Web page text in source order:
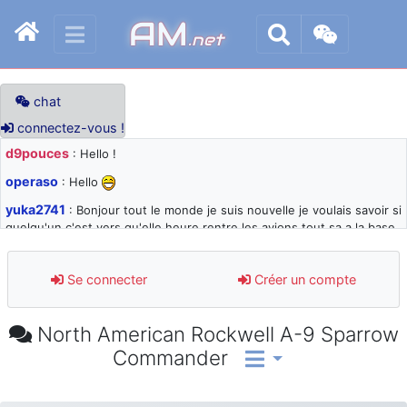
AM.net
chat
connectez-vous !
d9pouces : Hello !
operaso : Hello
yuka2741 : Bonjour tout le monde je suis nouvelle je voulais savoir si
quelqu'un c'est vers qu'elle heure rentre les avions tout sa a la base
d9pouces: désolé pour les quelques blocages du site ces derniers
jours : je teste des méthodes contre le spam et les bots trop nocifs
paxwax : Super, la nouvelle bannière
Se connecter Créer un compte
North American Rockwell A-9 Sparrow
Commander